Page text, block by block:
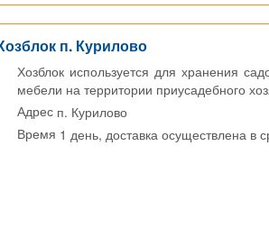
п. Курилово
Хозблок используется для хранения
мебели на территории приусадебного
Адрес п. Курилово
Время 1 день, доставка осуществлена в